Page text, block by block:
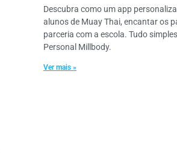
Descubra como um app
alunos de Muay Thai, encantar os
parceria com a escola. Tudo
Personal Millbody.
Ver mais »